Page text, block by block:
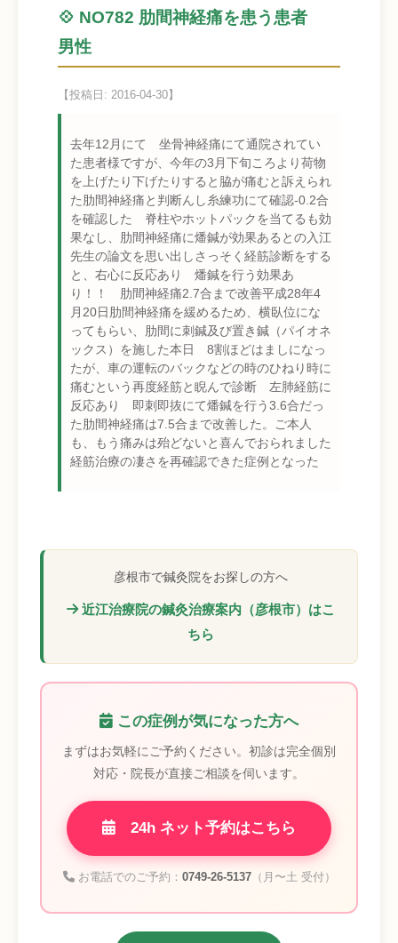
💠 NO782 肋間神経痛を患う患者
男性
【投稿日: 2016-04-30】
去年12月にて 坐骨神経痛にて通院されてい
た患者様ですが、今年の3月下旬ころより荷物
を上げたり下げたりすると脇が痛むと訴えられ
た肋間神経痛と判断んし糸練功にて確認-0.2合
を確認した 脊柱やホットパックを当てるも効
果なし、肋間神経痛に燔鍼が効果あるとの入江
先生の論文を思い出しさっそく経筋診断をする
と、右心に反応あり 燔鍼を行う効果あ
り！！ 肋間神経痛2.7合まで改善平成28年4
月20日肋間神経痛を緩めるため、横臥位にな
ってもらい、肋間に刺鍼及び置き鍼（パイオネ
ックス）を施した本日 8割ほどはましになっ
たが、車の運転のバックなどの時のひねり時に
痛むという再度経筋と睨んで診断 左肺経筋に
反応あり 即刺即抜にて燔鍼を行う3.6合だっ
た肋間神経痛は7.5合まで改善した。ご本人
も、もう痛みは殆どないと喜んでおられました
経筋治療の凄さを再確認できた症例となった
彦根市で鍼灸院をお探しの方へ
近江治療院の鍼灸治療案内（彦根市）はこ
ちら
この症例が気になった方へ
まずはお気軽にご予約ください。初診は完全個別
対応・院長が直接ご相談を伺います。
24h ネット予約はこちら
お電話でのご予約： 0749-26-5137（月〜土 受付）